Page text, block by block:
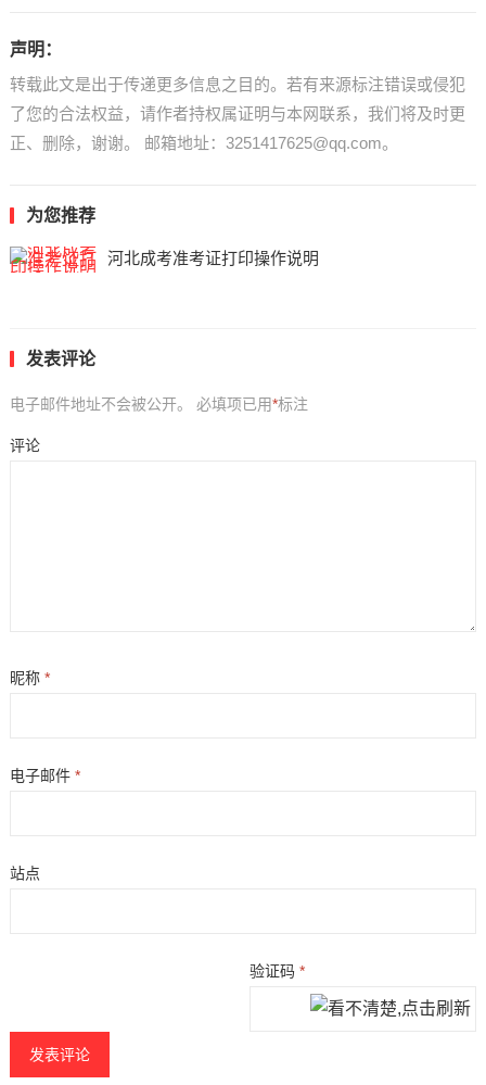
声明：
转载此文是出于传递更多信息之目的。若有来源标注错误或侵犯
了您的合法权益，请作者持权属证明与本网联系，我们将及时更
正、删除，谢谢。 邮箱地址：3251417625@qq.com。
为您推荐
河北成考准考证打印操作说明
发表评论
电子邮件地址不会被公开。 必填项已用*标注
评论
昵称 *
电子邮件 *
站点
验证码*